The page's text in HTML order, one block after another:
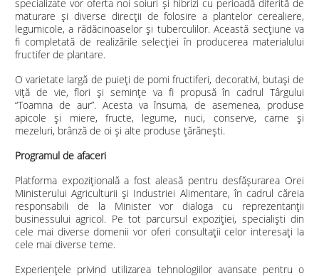
specializate vor oferta noi soiuri şi hibrizi cu perioadă diferită de
maturare şi diverse direcţii de folosire a plantelor cerealiere,
legumicole, a rădăcinoaselor şi tuberculilor. Această secţiune va
fi completată de realizările selecţiei în producerea materialului
fructifer de plantare.
O varietate largă de puieţi de pomi fructiferi, decorativi, butaşi de
viţă de vie, flori şi seminţe va fi propusă în cadrul Târgului
“Toamna de aur”. Acesta va însuma, de asemenea, produse
apicole și miere, fructe, legume, nuci, conserve, carne și
mezeluri, brânză de oi și alte produse țărănești.
Programul de afaceri
Platforma expozițională a fost aleasă pentru desfășurarea Orei
Ministerului Agriculturii și Industriei Alimentare, în cadrul căreia
responsabili de la Minister vor dialoga cu reprezentanții
businessului agricol. Pe tot parcursul expoziției, specialişti din
cele mai diverse domenii vor oferi consultații celor interesați la
cele mai diverse teme.
Experiențele privind utilizarea tehnologiilor avansate pentru o